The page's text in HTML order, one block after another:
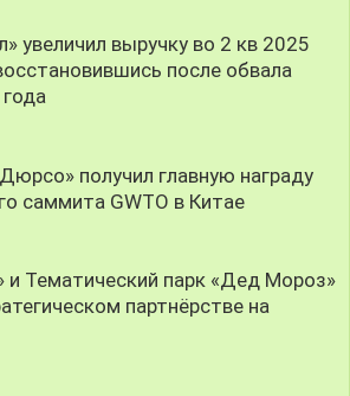
увеличил выручку во 2 кв 2025
после обвала
получил главную награду
саммита GWTO в Китае
Тематический парк «Дед Мороз»
партнёрстве на